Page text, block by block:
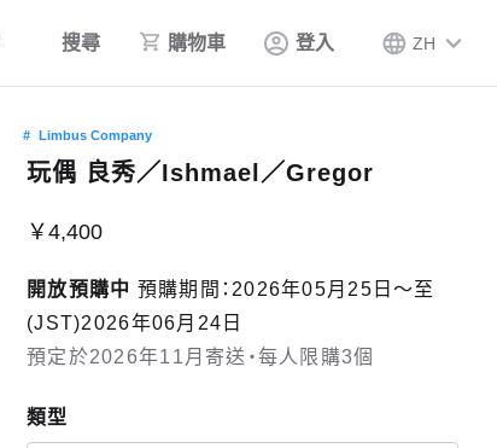
搜尋 購物車 登入 ZH
Limbus Company
玩偶 良秀／Ishmael／Gregor
￥4,400
開放預購中 預購期間：2026年05月25日〜至
(JST)2026年06月24日
預定於2026年11月寄送・每人限購3個
類型